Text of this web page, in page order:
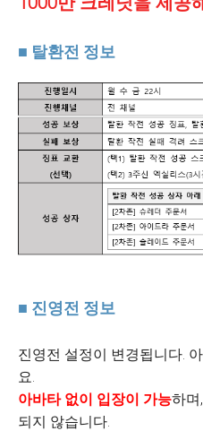
■ 탈환전 정보
■ 진영전 정보
진영전 설정이 변경됩니다.
요.
아바타 없이 입장이 가능하며
되지 않습니다.